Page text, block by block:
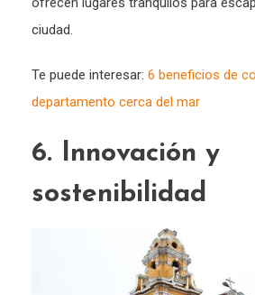
ciudad.
Te puede interesar: 6 beneficios de
departamento cerca del mar
6. Innovación y
sostenibilidad